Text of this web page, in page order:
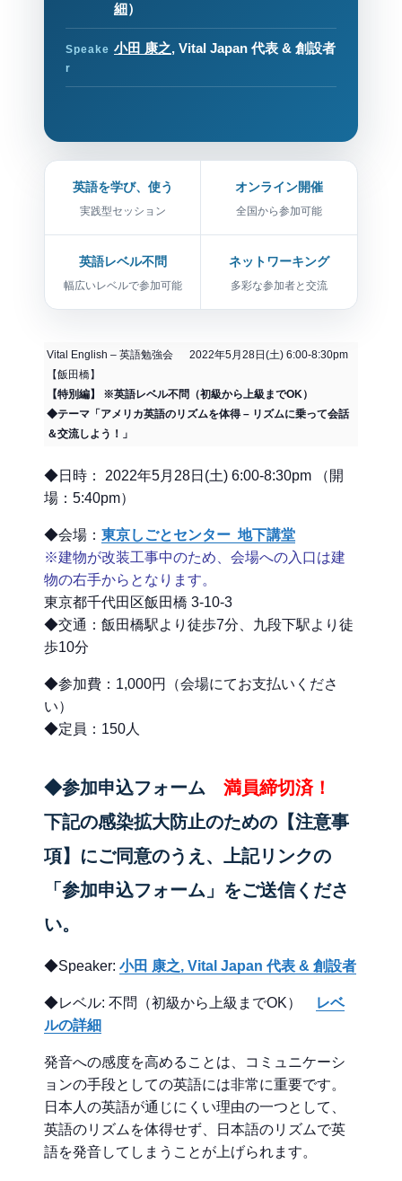
細）
Speake
r
小田 康之, Vital Japan 代表 & 創設者
英語を学び、使う
実践型セッション
オンライン開催
全国から参加可能
英語レベル不問
幅広いレベルで参加可能
ネットワーキング
多彩な参加者と交流
Vital English – 英語勉強会 2022年5月28日(土) 6:00-8:30pm
【飯田橋】
【特別編】 ※英語レベル不問（初級から上級までOK）
◆テーマ「アメリカ英語のリズムを体得 – リズムに乗って会話
＆交流しよう！」
◆日時： 2022年5月28日(土) 6:00-8:30pm （開
場：5:40pm）
◆会場： 東京しごとセンター 地下講堂
※建物が改装工事中のため、会場への入口は建
物の右手からとなります。
東京都千代田区飯田橋 3-10-3
◆交通：飯田橋駅より徒歩7分、九段下駅より徒
歩10分
◆参加費：1,000円（会場にてお支払いくださ
い）
◆定員：150人
◆参加申込フォーム 満員締切済！
下記の感染拡大防止のための【注意事
項】にご同意のうえ、上記リンクの
「参加申込フォーム」をご送信くださ
い。
◆Speaker: 小田 康之, Vital Japan 代表 & 創設者
◆レベル: 不問（初級から上級までOK）
レベ
ルの詳細
発音への感度を高めることは、コミュニケーシ
ョンの手段としての英語には非常に重要です。
日本人の英語が通じにくい理由の一つとして、
英語のリズムを体得せず、日本語のリズムで英
語を発音してしまうことが上げられます。